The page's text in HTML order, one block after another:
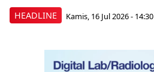
HEADLINE Kamis, 16 Jul 2026 - 14:30